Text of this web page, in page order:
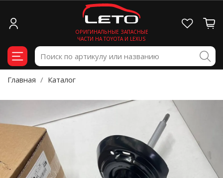
ОРИГИНАЛЬНЫЕ ЗАПАСНЫЕ
ЧАСТИ НА TOYOTA И LEXUS
Главная Каталог